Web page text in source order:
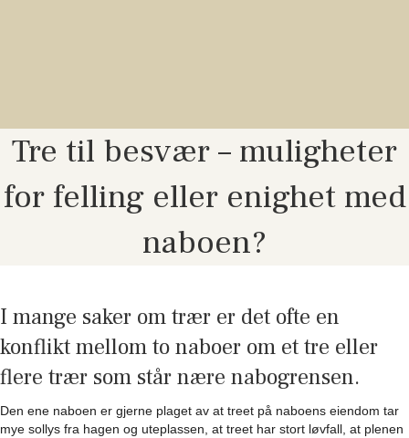
Tre til besvær – muligheter
for felling eller enighet med
naboen?
I mange saker om trær er det ofte en
konflikt mellom to naboer om et tre eller
flere trær som står nære nabogrensen.
Den ene naboen er gjerne plaget av at treet på naboens eiendom tar
mye sollys fra hagen og uteplassen, at treet har stort løvfall, at plenen